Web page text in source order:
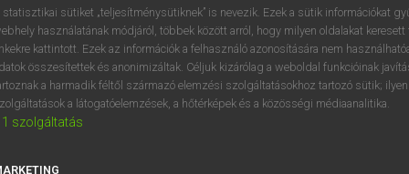
VAN ELŐFIZETÉSED?
megtekintéséhez.
statisztikai sütiket „teljesítménysütiknek” is nevezik. Ezek a sütik információkat
használatának módjáról, többek között arról, hogy milyen oldalakat keresett
kattintott. Ezek az információk a felhasználó azonosítására nem
összesítettek és anonimizáltak. Céljuk kizárólag a weboldal funkcióinak
a harmadik féltől származó elemzési szolgáltatásokhoz tartozó sütik;
a látogatóelemzések, a hőtérképek és a közösségi médiaanalitika.
1 szolgáltatás
q w e r t z u i
a s d f g h j k l é
í y x c v b n m , .